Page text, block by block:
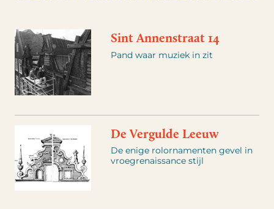
Sint Annenstraat 14
Pand waar muziek in zit
De Vergulde Leeuw
De enige rolornamenten gevel in
vroegrenaissance stijl